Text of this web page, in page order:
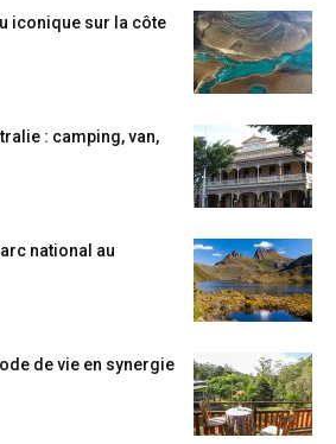
iconique sur la côte
: camping, van,
national au
de vie en synergie